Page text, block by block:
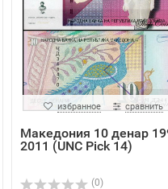
избранное сравнить
Македония 10 денар
2011 (UNC Pick 14)
(0)